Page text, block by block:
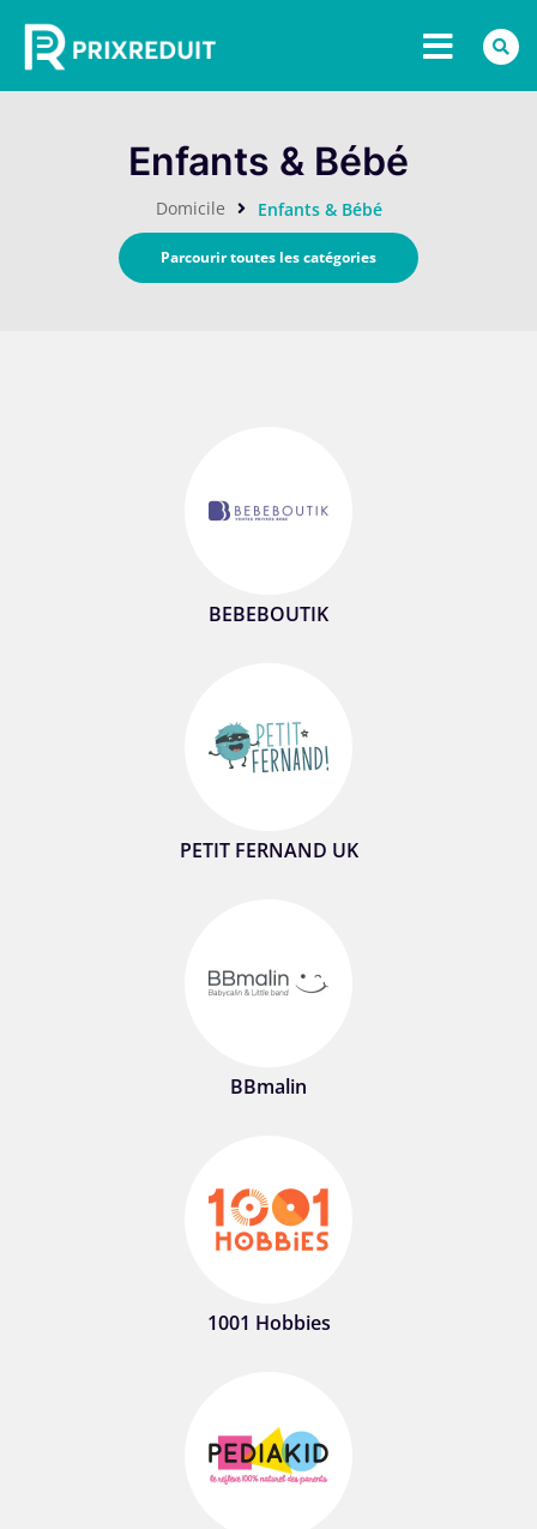
Enfants & Bébé
Domicile Enfants & Bébé
Parcourir toutes les catégories
BEBEBOUTIK
PETIT FERNAND UK
BBmalin
1001 Hobbies